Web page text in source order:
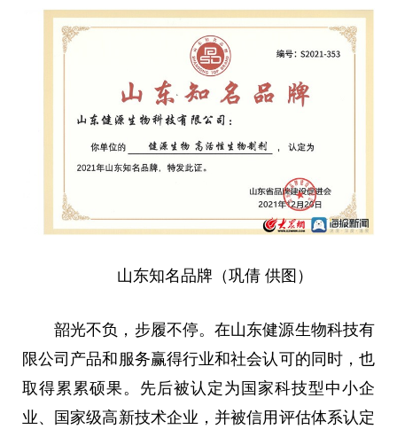
山东知名品牌（巩倩 供图）
韶光不负，步履不停。在山东健源生物科技有
限公司产品和服务赢得行业和社会认可的同时，也
取得累累硕果。先后被认定为国家科技型中小企
业、国家级高新技术企业，并被信用评估体系认定